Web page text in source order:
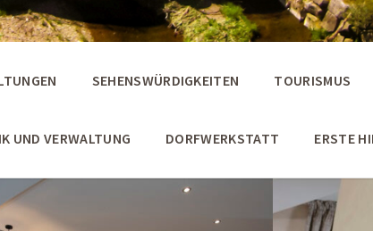
SEHENSWÜRDIGKEITEN TOURISMUS
UND VERWALTUNG DORFWERKSTATT ERSTE